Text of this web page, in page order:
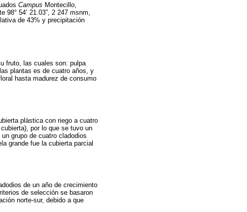
Campus Montecillo,
54’ 21.03”, 2 247 msnm,
de 43% y precipitación
fruto, las cuales son: pulpa
plantas es de cuatro años, y
hasta madurez de consumo
plástica con riego a cuatro
por lo que se tuvo un
grupo de cuatro cladodios
grande fue la cubierta parcial
de un año de crecimiento
de selección se basaron
norte-sur, debido a que